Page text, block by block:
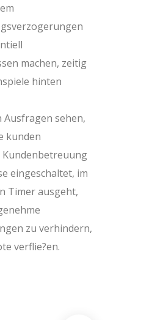
machen, zeitig
hinten
Ausfragen sehen,
kunden
Kundenbetreuung
eingeschaltet, im
Timer ausgeht,
zu verhindern,
verflie?en.